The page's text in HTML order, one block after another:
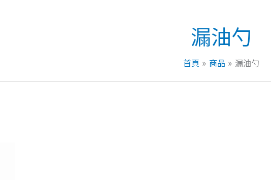
漏油勺
首頁 商品 漏油勺